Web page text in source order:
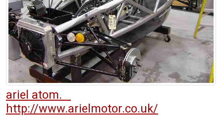
ariel atom.
http://www.arielmotor.co.uk/